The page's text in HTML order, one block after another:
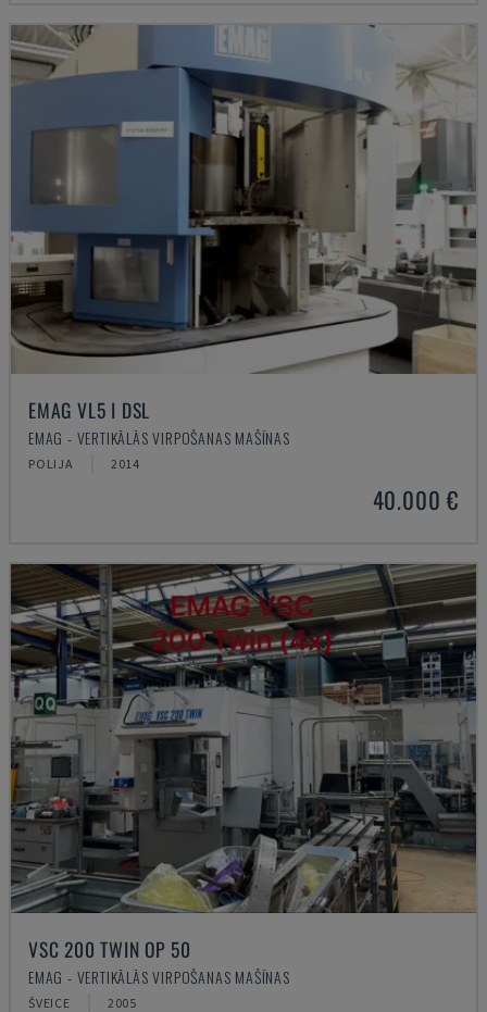
EMAG VL5 I DSL
EMAG - VERTIKĀLĀS VIRPOŠANAS MAŠĪNAS
POLIJA 2014
40.000 €
VSC 200 TWIN OP 50
EMAG - VERTIKĀLĀS VIRPOŠANAS MAŠĪNAS
ŠVEICE 2005